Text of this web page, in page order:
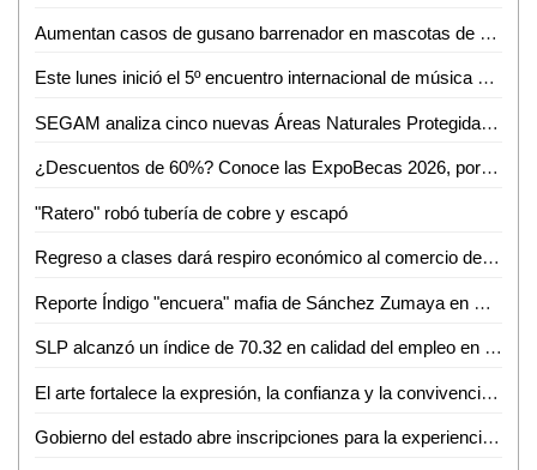
Aumentan casos de gusano barrenador en mascotas de Ciudad Valles
Este lunes inició el 5º encuentro internacional de música de cámara
SEGAM analiza cinco nuevas Áreas Naturales Protegidas para frenar la deforestación en San Luis Potosí
¿Descuentos de 60%? Conoce las ExpoBecas 2026, por primera vez en Ciudad Valles
"Ratero" robó tubería de cobre y escapó
Regreso a clases dará respiro económico al comercio de Ciudad Valles: Canaco
Reporte Índigo "encuera" mafia de Sánchez Zumaya en Pemex
SLP alcanzó un índice de 70.32 en calidad del empleo en el primer trimestre de 2026
El arte fortalece la expresión, la confianza y la convivencia en la sociedad: Iraís Verástegui
Gobierno del estado abre inscripciones para la experiencia Toyota en ventas